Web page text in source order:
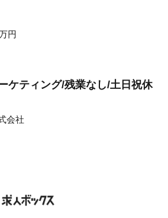
円
ケティング/残業なし/土日祝休
会社